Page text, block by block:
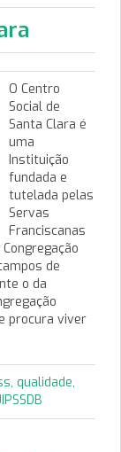
O Centro
Social de
Santa Clara é
uma
Instituição
fundada e
tutelada pelas
Servas
Franciscanas
de
o da
procura viver
, qualidade,